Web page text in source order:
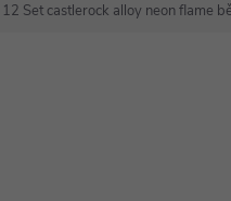
Set castlerock alloy neon flame